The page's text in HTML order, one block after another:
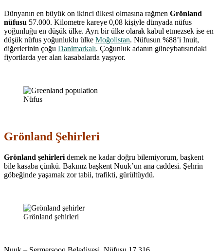
Dünyanın en büyük on ikinci ülkesi olmasına rağmen Grönland
nüfusu 57.000. Kilometre kareye 0,08 kişiyle dünyada nüfus
yoğunluğu en düşük ülke. Ayrı bir ülke olarak kabul etmezsek ise en
düşük nüfus yoğunluklu ülke Moğolistan. Nüfusun %88’i Inuit,
diğerlerinin çoğu Danimarkalı. Çoğunluk adanın güneybatısındaki
fiyortlarda yer alan kasabalarda yaşıyor.
Nüfus
Grönland Şehirleri
Grönland şehirleri demek ne kadar doğru bilemiyorum, başkent
bile kasaba çünkü. Bakınız başkent Nuuk’un ana caddesi. Şehrin
göbeğinde yaşamak zor tabii, trafikti, gürültüydü.
Grönland şehirleri